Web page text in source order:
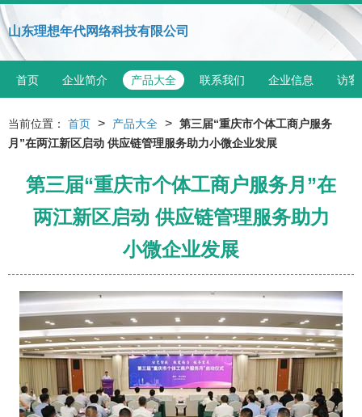
山东理想年代网络科技有限公司
首页 企业简介 产品大全 联系我们 企业信息 访客
当前位置： 首页 > 产品大全 > 第三届“重庆市个体工商户服务
月”在两江新区启动 供应链管理服务助力小微企业发展
第三届“重庆市个体工商户服务月”在
两江新区启动 供应链管理服务助力
小微企业发展